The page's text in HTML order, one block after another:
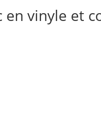
en vinyle et